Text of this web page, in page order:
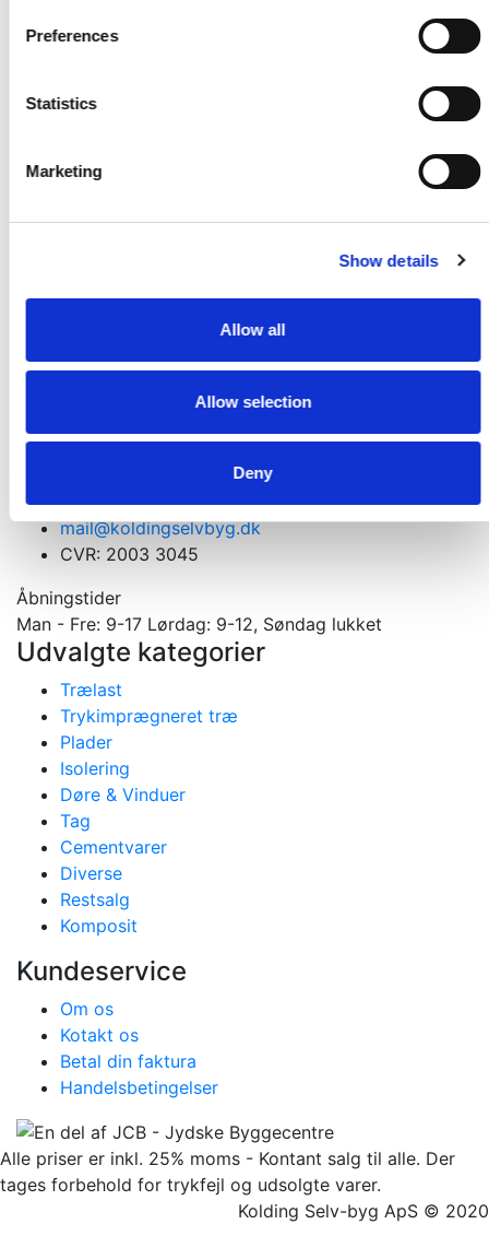
Preferences
Statistics
Marketing
Show details
Allow all
Allow selection
Deny
Pr./Sæt.
Skarp pris
Pr./Stk.
Få et godt tilbud
Kontakt os. Vi er altid klar med et godt tilbud
Materialer til nybygning, ombygning og tilbygning
Gejlhavegård 13 b - 6000 Kolding
75531570
mail@koldingselvbyg.dk
CVR: 2003 3045
Åbningstider
Man - Fre: 9-17 Lørdag: 9-12, Søndag lukket
Udvalgte kategorier
Trælast
Trykimprægneret træ
Plader
Isolering
Døre & Vinduer
Tag
Cementvarer
Diverse
Restsalg
Komposit
Kundeservice
Om os
Kotakt os
Betal din faktura
Handelsbetingelser
Alle priser er inkl. 25% moms - Kontant salg til alle. Der
tages forbehold for trykfejl og udsolgte varer.
Kolding Selv-byg ApS © 2020